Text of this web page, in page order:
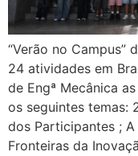
“Verão no Campus”
24 atividades em
de Engª Mecânica
os seguintes temas:
dos Participantes ; A
Fronteiras da